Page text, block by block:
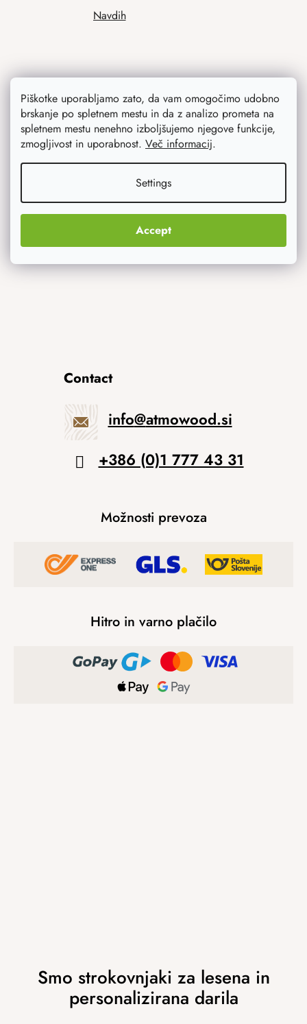
Piškotke uporabljamo zato, da vam omogočimo udobno
brskanje po spletnem mestu in da z analizo prometa na
spletnem mestu nenehno izboljšujemo njegove funkcije,
zmogljivost in uporabnost. Več informacij.
Settings
Accept
Navdih
Kaj vas najbolj zanima
Izvirna darila
Contact
info@atmowood.si
+386 (0)1 777 43 31
Možnosti prevoza
Hitro in varno plačilo